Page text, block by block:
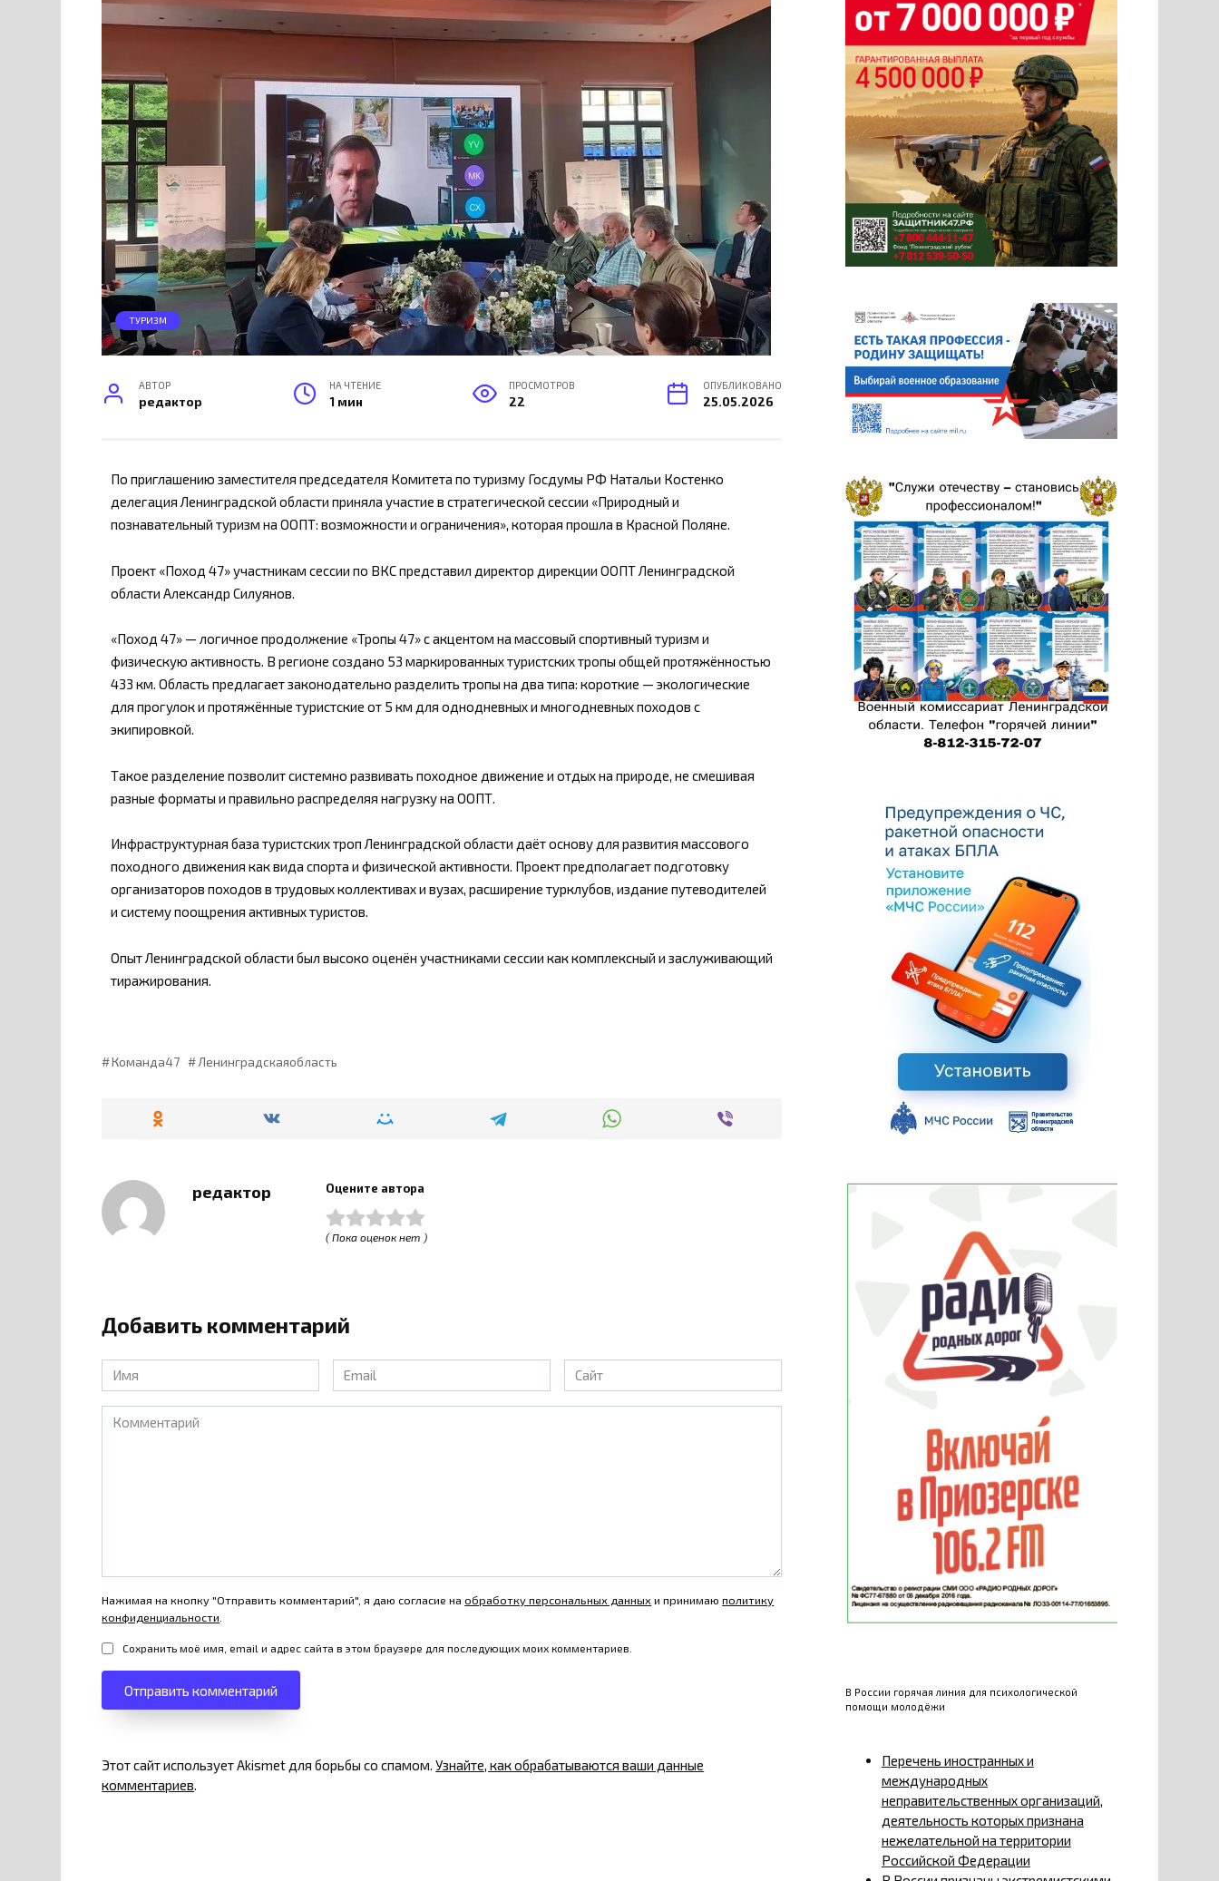
ТУРИЗМ
АВТОР
редактор
НА ЧТЕНИЕ
1 мин
ПРОСМОТРОВ
22
ОПУБЛИКОВАНО
25.05.2026
По приглашению заместителя председателя Комитета по туризму Госдумы РФ Натальи Костенко
делегация Ленинградской области приняла участие в стратегической сессии «Природный и
познавательный туризм на ООПТ: возможности и ограничения», которая прошла в Красной Поляне.
Проект «Поход 47» участникам сессии по ВКС представил директор дирекции ООПТ Ленинградской
области Александр Силуянов.
«Поход 47» — логичное продолжение «Тропы 47» с акцентом на массовый спортивный туризм и
физическую активность. В регионе создано 53 маркированных туристских тропы общей протяжённостью
433 км. Область предлагает законодательно разделить тропы на два типа: короткие — экологические
для прогулок и протяжённые туристские от 5 км для однодневных и многодневных походов с
экипировкой.
Такое разделение позволит системно развивать походное движение и отдых на природе, не смешивая
разные форматы и правильно распределяя нагрузку на ООПТ.
Инфраструктурная база туристских троп Ленинградской области даёт основу для развития массового
походного движения как вида спорта и физической активности. Проект предполагает подготовку
организаторов походов в трудовых коллективах и вузах, расширение турклубов, издание путеводителей
и систему поощрения активных туристов.
Опыт Ленинградской области был высоко оценён участниками сессии как комплексный и заслуживающий
тиражирования.
Команда47 Ленинградскаяобласть
редактор Оцените автора
( Пока оценок нет )
Добавить комментарий
Имя
*
Email
*
Сайт
Комментарий
Нажимая на кнопку "Отправить комментарий", я даю согласие наобработку персональных данныхи принимаюполитику
конфиденциальности.
Сохранить моё имя, email и адрес сайта в этом браузере для последующих моих комментариев.
Этот сайт использует Akismet для борьбы со спамом.Узнайте, как обрабатываются ваши данные
комментариев.
В России горячая линия для психологической
помощи молодёжи
Перечень иностранных и
международных
неправительственных организаций,
деятельность которых признана
нежелательной на территории
Российской Федерации